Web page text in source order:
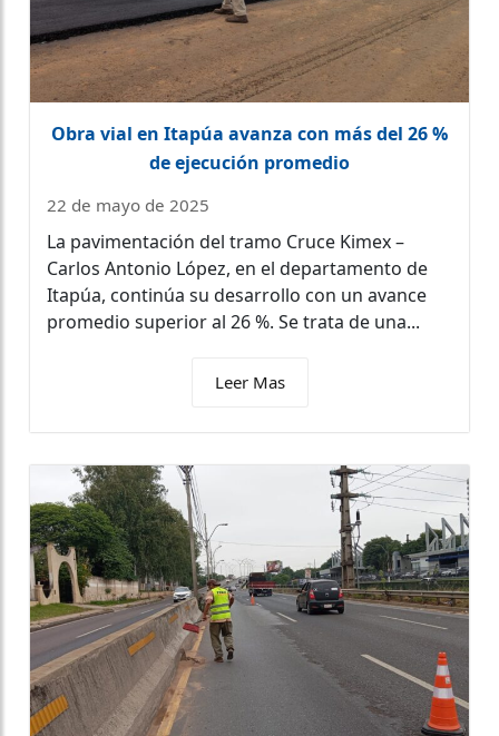
Obra vial en Itapúa avanza con más del 26 %
de ejecución promedio
22 de mayo de 2025
La pavimentación del tramo Cruce Kimex –
Carlos Antonio López, en el departamento de
Itapúa, continúa su desarrollo con un avance
promedio superior al 26 %. Se trata de una...
Leer Mas